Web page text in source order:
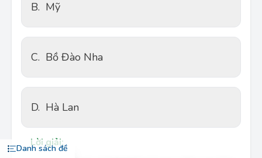
Danh sách đề
B. Mỹ
C. Bồ Đào Nha
D. Hà Lan
Lời giải: